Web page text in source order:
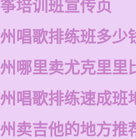
培训班宣传页
唱歌排练班多少
哪里卖尤克里里
唱歌排练速成班
卖吉他的地方推